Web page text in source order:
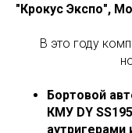
"Крокус Экспо",
В это году
Бортовой
КМУ DY
аутригерами